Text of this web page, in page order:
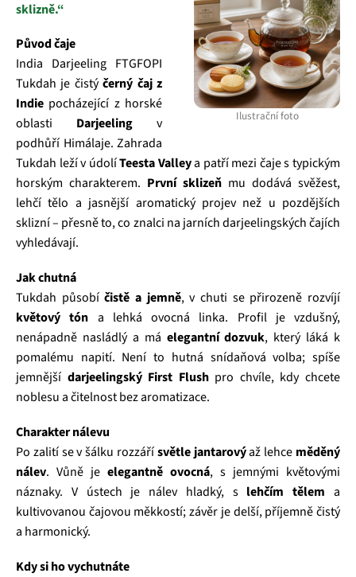
Ilustrační foto
sklizně.“
Původ čaje
India Darjeeling FTGFOPI
Tukdah je čistýčerný čaj z
Indie pocházející z horské
oblasti Darjeeling v
podhůří Himálaje. Zahrada
Tukdah leží v údolíTeesta Valleya patří mezi čaje s typickým
horským charakterem. První sklizeň mu dodává svěžest,
lehčí tělo a jasnější aromatický projev než u pozdějších
sklizní – přesně to, co znalci na jarních darjeelingských čajích
vyhledávají.
Jak chutná
Tukdah působíčistě a jemně, v chuti se přirozeně rozvíjí
květový tón a lehká ovocná linka. Profil je vzdušný,
nenápadně nasládlý a má elegantní dozvuk, který láká k
pomalému napití. Není to hutná snídaňová volba; spíše
jemnější darjeelingský First Flushpro chvíle, kdy chcete
noblesu a čitelnost bez aromatizace.
Charakter nálevu
Po zalití se v šálku rozzářísvětle jantarovýaž lehce měděný
nálev. Vůně je elegantně ovocná, s jemnými květovými
náznaky. V ústech je nálev hladký, s lehčím tělem a
kultivovanou čajovou měkkostí; závěr je delší, příjemně čistý
a harmonický.
Kdy si ho vychutnáte